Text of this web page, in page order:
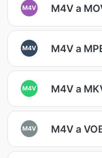
M4V M4V a
M4V M4V a
M4V M4V a
M4V M4V a